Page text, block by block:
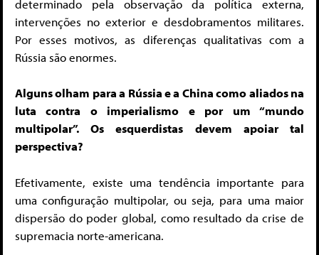
determinado pela observação da política externa,
intervenções no exterior e desdobramentos militares.
Por esses motivos, as diferenças qualitativas com a
Rússia são enormes.
Alguns olham para a Rússia e a China como aliados na
luta contra o imperialismo e por um “mundo
multipolar”. Os esquerdistas devem apoiar tal
perspectiva?
Efetivamente, existe uma tendência importante para
uma configuração multipolar, ou seja, para uma maior
dispersão do poder global, como resultado da crise de
supremacia norte-americana.